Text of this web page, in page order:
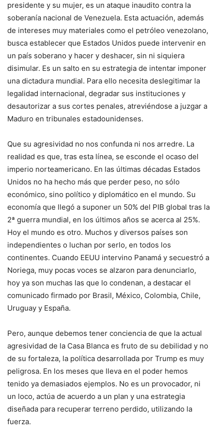
presidente y su mujer, es un ataque inaudito contra la
soberanía nacional de Venezuela. Esta actuación, además
de intereses muy materiales como el petróleo venezolano,
busca establecer que Estados Unidos puede intervenir en
un país soberano y hacer y deshacer, sin ni siquiera
disimular. Es un salto en su estrategia de intentar imponer
una dictadura mundial. Para ello necesita deslegitimar la
legalidad internacional, degradar sus instituciones y
desautorizar a sus cortes penales, atreviéndose a juzgar a
Maduro en tribunales estadounidenses.
Que su agresividad no nos confunda ni nos arredre. La
realidad es que, tras esta línea, se esconde el ocaso del
imperio norteamericano. En las últimas décadas Estados
Unidos no ha hecho más que perder peso, no sólo
económico, sino político y diplomático en el mundo. Su
economía que llegó a suponer un 50% del PIB global tras la
2ª guerra mundial, en los últimos años se acerca al 25%.
Hoy el mundo es otro. Muchos y diversos países son
independientes o luchan por serlo, en todos los
continentes. Cuando EEUU intervino Panamá y secuestró a
Noriega, muy pocas voces se alzaron para denunciarlo,
hoy ya son muchas las que lo condenan, a destacar el
comunicado firmado por Brasil, México, Colombia, Chile,
Uruguay y España.
Pero, aunque debemos tener conciencia de que la actual
agresividad de la Casa Blanca es fruto de su debilidad y no
de su fortaleza, la política desarrollada por Trump es muy
peligrosa. En los meses que lleva en el poder hemos
tenido ya demasiados ejemplos. No es un provocador, ni
un loco, actúa de acuerdo a un plan y una estrategia
diseñada para recuperar terreno perdido, utilizando la
fuerza.